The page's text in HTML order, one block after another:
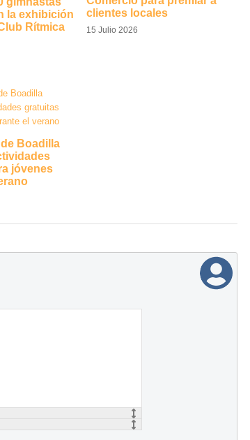
la exhibición
Rítmica
clientes locales
15 Julio 2026
Boadilla
jóvenes